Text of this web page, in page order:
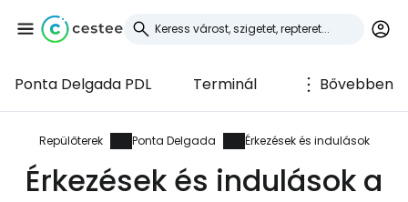
Ponta Delgada PDL Terminál Bővebben
Repülőterek Ponta Delgada Érkezések és indulások
Érkezések és indulások a
Bejelentkezés a
Cestee-be
... az utazási közösség világszerte